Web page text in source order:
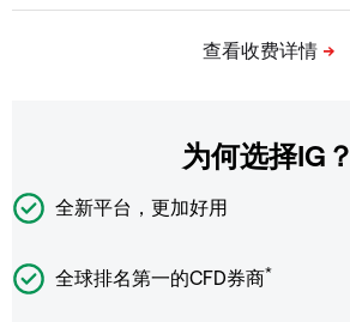
为何选择IG？
全新平台，更加好用
全球排名第一的CFD券商*